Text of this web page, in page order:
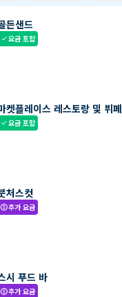
든샌드
check요금 포함
켓플레이스 레스토랑 및 뷔페
check요금 포함
처스컷
paid추가 요금
시 푸드 바
paid추가 요금